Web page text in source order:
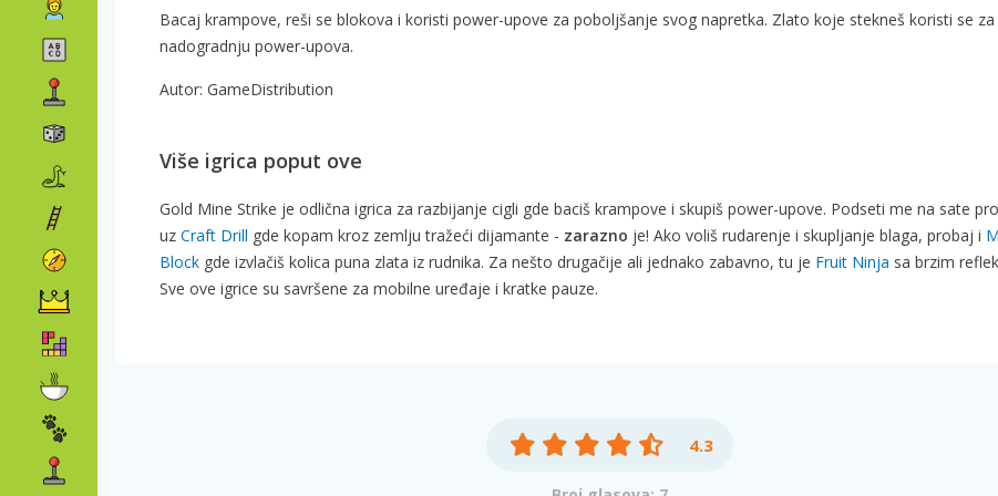
Bacaj krampove, reši se blokova i koristi power-upove za poboljšanje svog napretka. Zlato koje stekneš koristi se za
nadogradnju power-upova.
Autor: GameDistribution
Više igrica poput ove
Gold Mine Strike je odlična igrica za razbijanje cigli gde baciš krampove i skupiš power-upove. Podseti me na sate
uz Craft Drill gde kopam kroz zemlju tražeći dijamante - zarazno je! Ako voliš rudarenje i skupljanje blaga, probaj i
Block gde izvlačiš kolica puna zlata iz rudnika. Za nešto drugačije ali jednako zabavno, tu je Fruit Ninja sa brzim
Sve ove igrice su savršene za mobilne uređaje i kratke pauze.
4.3